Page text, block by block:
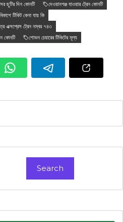
ছুটির দিন কোনটি
দেওয়ানগঞ্জ যাওয়ার ট্রেন কোনটি
বিকাশে টিকিট কেনা যায় কি
এক্সপ্রেস ট্রেন নম্বর ৭৪৩
কোনটি শোভন চেয়ারের টিকিটের মূল্য
Search